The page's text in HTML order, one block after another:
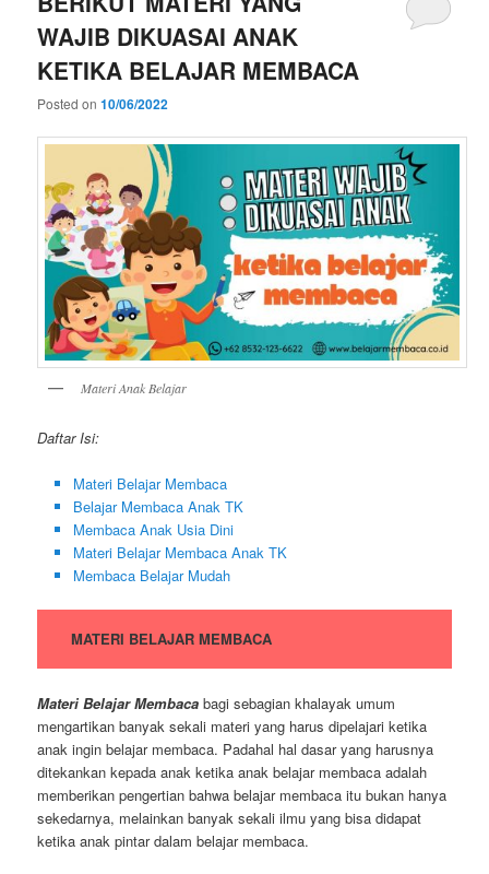
WAJIB DIKUASAI ANAK
KETIKA BELAJAR MEMBACA
Posted on10/06/2022
Materi Anak Belajar
Daftar Isi:
Materi Belajar Membaca
Belajar Membaca Anak TK
Membaca Anak Usia Dini
Materi Belajar Membaca Anak TK
Membaca Belajar Mudah
MATERI BELAJAR MEMBACA
Materi Belajar Membaca bagi sebagian khalayak umum
mengartikan banyak sekali materi yang harus dipelajari ketika
anak ingin belajar membaca. Padahal hal dasar yang harusnya
ditekankan kepada anak ketika anak belajar membaca adalah
memberikan pengertian bahwa belajar membaca itu bukan hanya
sekedarnya, melainkan banyak sekali ilmu yang bisa didapat
ketika anak pintar dalam belajar membaca.